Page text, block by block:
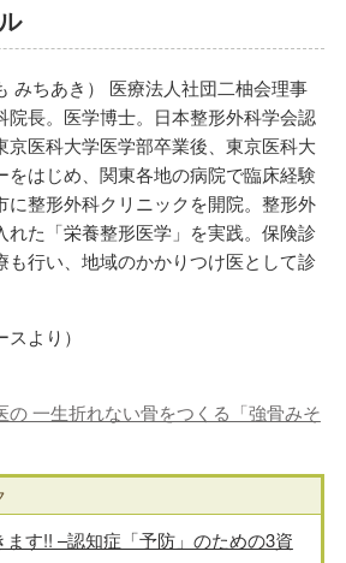
ちあき） 医療法人社団二柚会理事
院長。医学博士。日本整形外科学会認
京医科大学医学部卒業後、東京医科大
をはじめ、関東各地の病院で臨床経験
に整形外科クリニックを開院。整形外
れた「栄養整形医学」を実践。保険診
も行い、地域のかかりつけ医として診
より）
の 一生折れない骨をつくる「強骨みそ
す!! –認知症「予防」のための3資